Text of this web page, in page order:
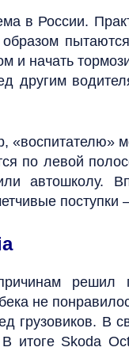
в России.
и начать
другим
по левой
автошколу.
решил
не
грузовиков.
Skoda